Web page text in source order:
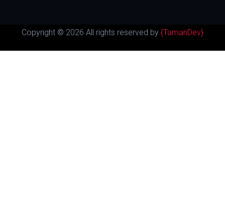
Copyright © 2026 All rights reserved by {TamanDev}